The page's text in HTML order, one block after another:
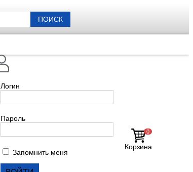
ПОИСК
0
Корзина
Логин
Пароль
Запомнить меня